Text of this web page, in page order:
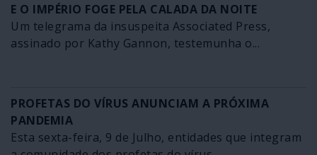
E O IMPÉRIO FOGE PELA CALADA DA NOITE
Um telegrama da insuspeita Associated Press,
assinado por Kathy Gannon, testemunha o...
PROFETAS DO VÍRUS ANUNCIAM A PRÓXIMA
PANDEMIA
Esta sexta-feira, 9 de Julho, entidades que integram